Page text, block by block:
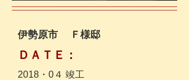
伊勢原市 Ｆ様邸
​ＤＡＴＥ：
​2018・0４ 竣工